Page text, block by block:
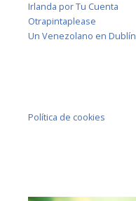
Irlanda por Tu Cuenta
Otrapintaplease
Un Venezolano en Dublín
Política de cookies